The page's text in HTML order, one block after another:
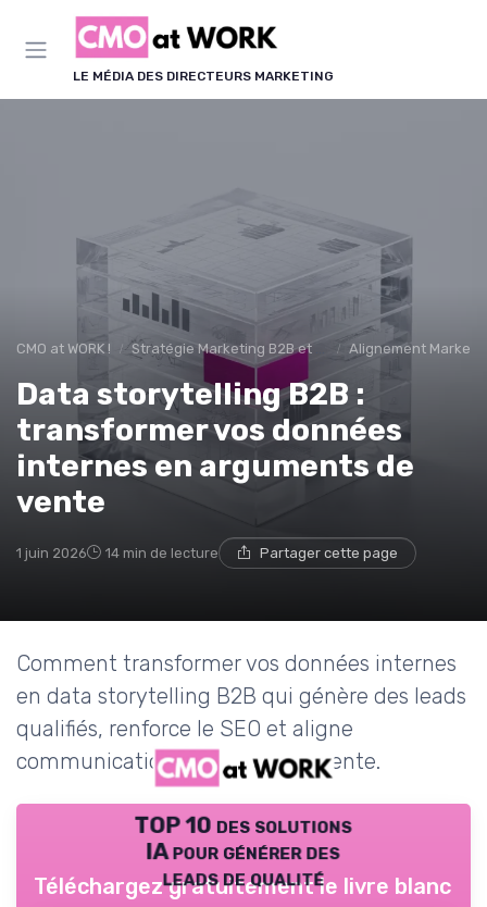
LE MÉDIA DES DIRECTEURS MARKETING
CMO at WORK ! Stratégie Marketing B2B et B2C Alignement
Data storytelling B2B :
transformer vos données
internes en arguments de
vente
1 juin 2026 14 min de lecture Partager cette page
Comment transformer vos données internes
en data storytelling B2B qui génère des leads
qualifiés, renforce le SEO et aligne
communication, marketing et vente.
TOP 10 des solutions
IA pour générer des
leads de qualité
Téléchargez gratuitement le livre blanc
Panneau de gestion des cookies